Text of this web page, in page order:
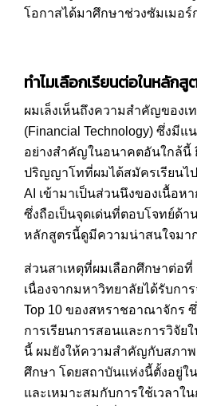
โอกาสได้มาศึกษาช่วงซัมเมอ
ทำไมเลือกเรียนต่อในหลัก
ผมเล็งเห็นถึงความสำคัญของเ
(Financial Technology) ซึ่งมี
อย่างสำคัญในอนาคตอันใกล้นี้
ปริญญาโทที่ผมได้สมัครเรียนไ
AI เข้ามาเป็นส่วนนึงของเนื้อห
ซึ่งถือเป็นจุดเด่นที่ตอบโจทย์ด้า
หลักสูตรนี้ดูมีความน่าสนใจมา
ส่วนสาเหตุที่ผมเลือกศึกษาต่อที่
เนื่องจากมหาวิทยาลัยได้รับกา
Top 10 ของสหราชอาณาจักร
การเรียนการสอนและการวิจัย
นี้ ผมยังให้ความสำคัญกับสภา
ศึกษา โดยสถาบันแห่งนี้ตั้งอยู่ใ
และเหมาะสมกับการใช้เวลาใ